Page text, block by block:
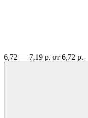
6,72 — 7,19 р. от 6,72 р.